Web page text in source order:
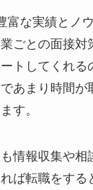
な実績とノ
ごとの面接対
トしてくれる
あまり時間が
す。
情報収集や相
ば転職をする